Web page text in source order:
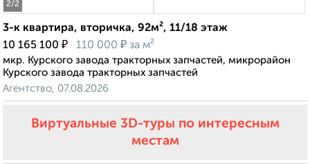
2/2
3-к квартира, вторичка, 92м², 11/18 этаж
10 165 100 ₽ 110 000 ₽ за м²
мкр. Курского завода тракторных запчастей, микрорайон
Курского завода тракторных запчастей
Агентство, 07.08.2026
Виртуальные 3D-туры по интересным
местам